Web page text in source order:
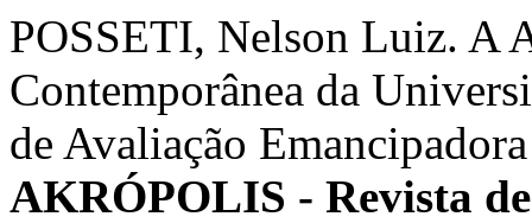
POSSETI, Nelson Luiz. A
Contemporânea da
de Avaliação
AKRÓPOLIS - Revista